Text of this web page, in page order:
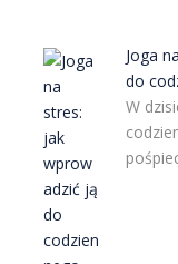
Joga
do
W